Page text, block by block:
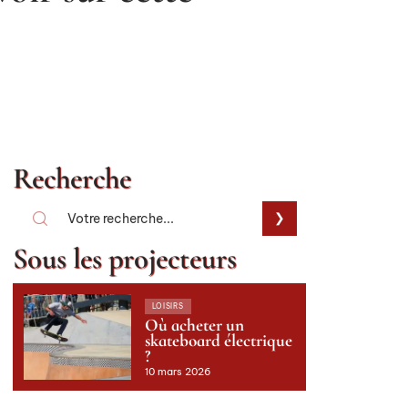
Recherche
Sous les projecteurs
LOISIRS
Où acheter un
skateboard électrique
?
10 mars 2026